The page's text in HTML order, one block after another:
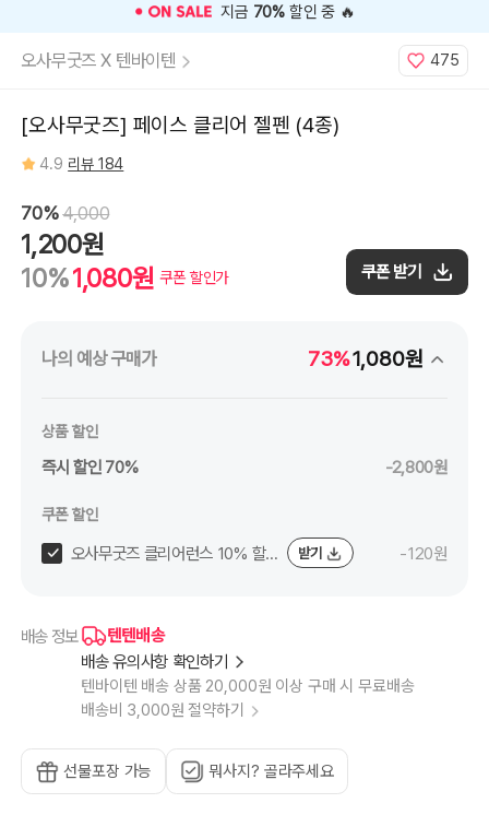
⭐️ 고객 평점 4.9인기 상품 ⭐️
오사무굿즈 X 텐바이텐 475
[오사무굿즈] 페이스 클리어 젤펜 (4종)
4.9 리뷰 184
70%4,000
1,200원
10%1,080원 쿠폰 할인가 쿠폰 받기
나의 예상 구매가 73%1,080원
상품 할인
즉시 할인 70% -2,800원
쿠폰 할인
오사무굿즈 클리어런스 10% 할
받기 -120원
배송 정보
텐텐배송
배송 유의사항 확인하기
텐바이텐 배송 상품 20,000원 이상 구매 시 무료배송
배송비 3,000원 절약하기
선물포장 가능 뭐사지? 골라주세요